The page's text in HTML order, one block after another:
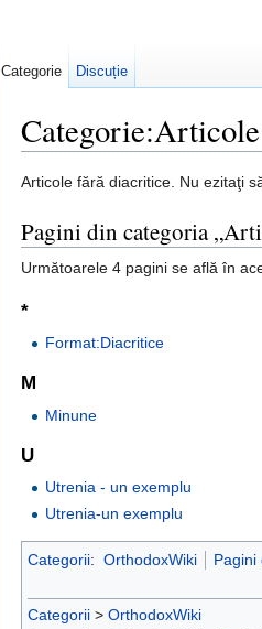
Articole fără diacritice. Nu ezitaţi
Pagini din categoria
Următoarele 4 pagini se află în
*
Format:Diacritice
M
Minune
U
Utrenia - un exemplu
Utrenia-un exemplu
Categorii: OrthodoxWiki Pagini
Categorii > OrthodoxWiki
Categorie Discuție